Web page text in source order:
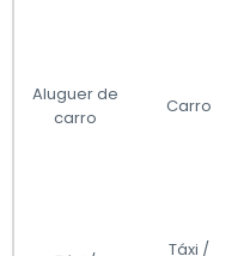
Aluguer de
carro
Carro
Táxi /